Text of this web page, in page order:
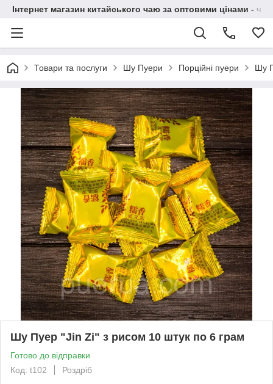
Інтернет магазин китайського чаю за оптовими цінами -
Товари та послуги Шу Пуери Порційні пуери Шу
Шу Пуер "Jin Zi" з рисом 10 штук по 6 грам
Готово до відправки
Код: t102
Роздріб